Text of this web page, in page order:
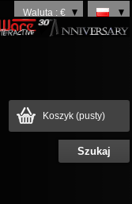
Waluta : €
Koszyk (pusty)